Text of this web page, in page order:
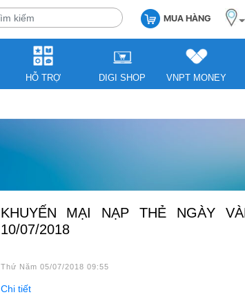
MUA HÀNG
HỖ TRỢ DIGI SHOP VNPT MONEY
KHUYẾN MẠI NẠP THẺ NGÀY VÀNG
10/07/2018
Thứ Năm 05/07/2018 09:55
Chi tiết